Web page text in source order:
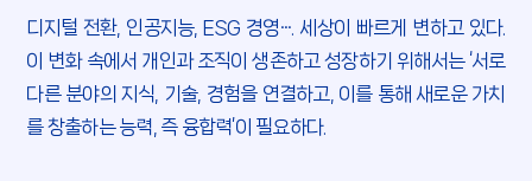
디지털 전환, 인공지능, ESG 경영···. 세상이 빠르게 변하고 있다.
이 변화 속에서 개인과 조직이 생존하고 성장하기 위해서는 ‘서로
다른 분야의 지식, 기술, 경험을 연결하고, 이를 통해 새로운 가치
를 창출하는 능력, 즉 융합력’이 필요하다.